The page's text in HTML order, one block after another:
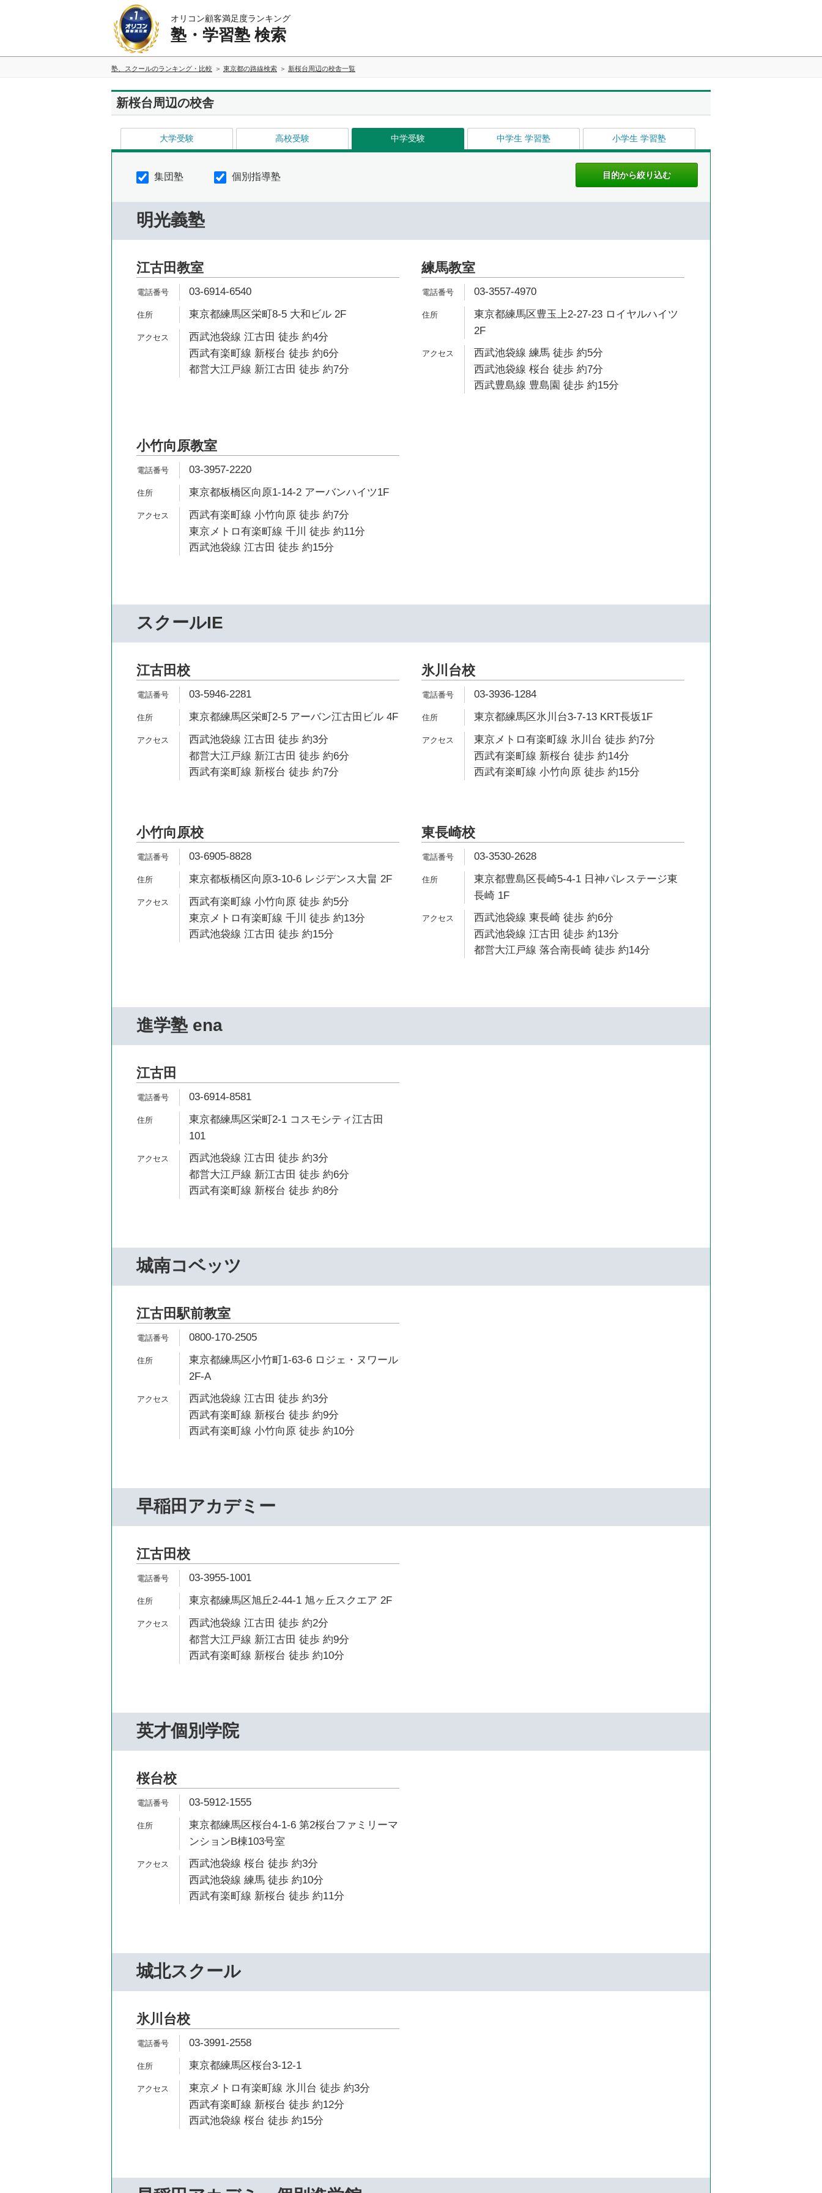
オリコン顧客満足度ランキング
塾・学習塾 検索
塾、スクールのランキング・比較 東京都の路線検索 新桜台周辺の校舎一覧
新桜台周辺の校舎
大学受験 高校受験 中学受験 中学生 学習塾 小学生 学習塾
集団塾 個別指導塾
明光義塾
江古田教室
03-6914-6540
東京都練馬区栄町8-5 大和ビル 2F
西武池袋線 江古田 徒歩 約4分
西武有楽町線 新桜台 徒歩 約6分
都営大江戸線 新江古田 徒歩 約7分
練馬教室
03-3557-4970
東京都練馬区豊玉上2-27-23 ロイヤルハイツ
2F
西武池袋線 練馬 徒歩 約5分
西武池袋線 桜台 徒歩 約7分
西武豊島線 豊島園 徒歩 約15分
小竹向原教室
03-3957-2220
東京都板橋区向原1-14-2 アーバンハイツ1F
西武有楽町線 小竹向原 徒歩 約7分
東京メトロ有楽町線 千川 徒歩 約11分
西武池袋線 江古田 徒歩 約15分
スクールIE
江古田校
03-5946-2281
東京都練馬区栄町2-5 アーバン江古田ビル 4F
西武池袋線 江古田 徒歩 約3分
都営大江戸線 新江古田 徒歩 約6分
西武有楽町線 新桜台 徒歩 約7分
氷川台校
03-3936-1284
東京都練馬区氷川台3-7-13 KRT長坂1F
東京メトロ有楽町線 氷川台 徒歩 約7分
西武有楽町線 新桜台 徒歩 約14分
西武有楽町線 小竹向原 徒歩 約15分
小竹向原校
03-6905-8828
東京都板橋区向原3-10-6 レジデンス大畠 2F
西武有楽町線 小竹向原 徒歩 約5分
東京メトロ有楽町線 千川 徒歩 約13分
西武池袋線 江古田 徒歩 約15分
東長崎校
03-3530-2628
東京都豊島区長崎5-4-1 日神パレステージ東
長崎 1F
西武池袋線 東長崎 徒歩 約6分
西武池袋線 江古田 徒歩 約13分
都営大江戸線 落合南長崎 徒歩 約14分
進学塾 ena
江古田
03-6914-8581
東京都練馬区栄町2-1 コスモシティ江古田
101
西武池袋線 江古田 徒歩 約3分
都営大江戸線 新江古田 徒歩 約6分
西武有楽町線 新桜台 徒歩 約8分
城南コベッツ
江古田駅前教室
0800-170-2505
東京都練馬区小竹町1-63-6 ロジェ・ヌワール
2F-A
西武池袋線 江古田 徒歩 約3分
西武有楽町線 新桜台 徒歩 約9分
西武有楽町線 小竹向原 徒歩 約10分
早稲田アカデミー
江古田校
03-3955-1001
東京都練馬区旭丘2-44-1 旭ヶ丘スクエア 2F
西武池袋線 江古田 徒歩 約2分
都営大江戸線 新江古田 徒歩 約9分
西武有楽町線 新桜台 徒歩 約10分
英才個別学院
桜台校
03-5912-1555
東京都練馬区桜台4-1-6 第2桜台ファミリーマ
ンションB棟103号室
西武池袋線 桜台 徒歩 約3分
西武池袋線 練馬 徒歩 約10分
西武有楽町線 新桜台 徒歩 約11分
城北スクール
氷川台校
03-3991-2558
東京都練馬区桜台3-12-1
東京メトロ有楽町線 氷川台 徒歩 約3分
西武有楽町線 新桜台 徒歩 約12分
西武池袋線 桜台 徒歩 約15分